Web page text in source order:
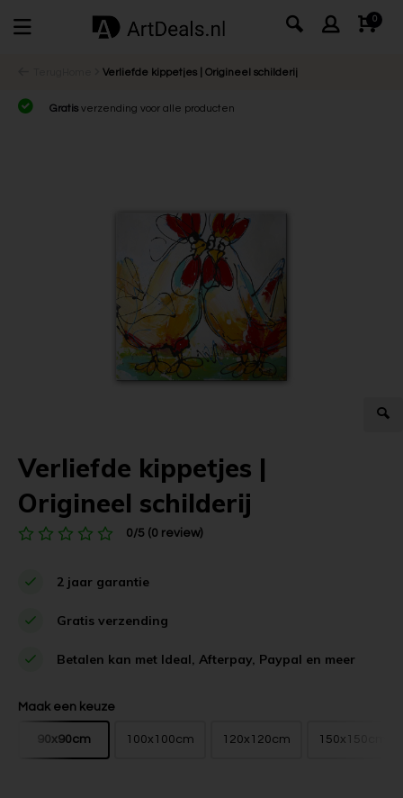
0
Verliefde kippetjes | Origineel schilderij
Gratis verzending voor alle producten
Verliefde kippetjes |
Origineel schilderij
0/5 (0 review)
2 jaar garantie
Gratis verzending
Betalen kan met Ideal, Afterpay, Paypal en meer
Maak een keuze
90x90cm 100x100cm 120x120cm 150x150cm